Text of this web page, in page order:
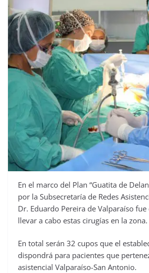
En el marco del Plan “Guatita de
por la Subsecretaría de Redes
Dr. Eduardo Pereira de Valparaíso fue
llevar a cabo estas cirugías en la zona.
En total serán 32 cupos que el
dispondrá para pacientes que
asistencial Valparaíso-San Antonio.